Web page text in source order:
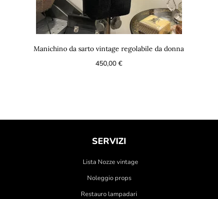
Manichino da sarto vintage regolabile da donna
450,00€
SERVIZI
Lista Nozze vintage
Noleggio props
Restauro lampadari